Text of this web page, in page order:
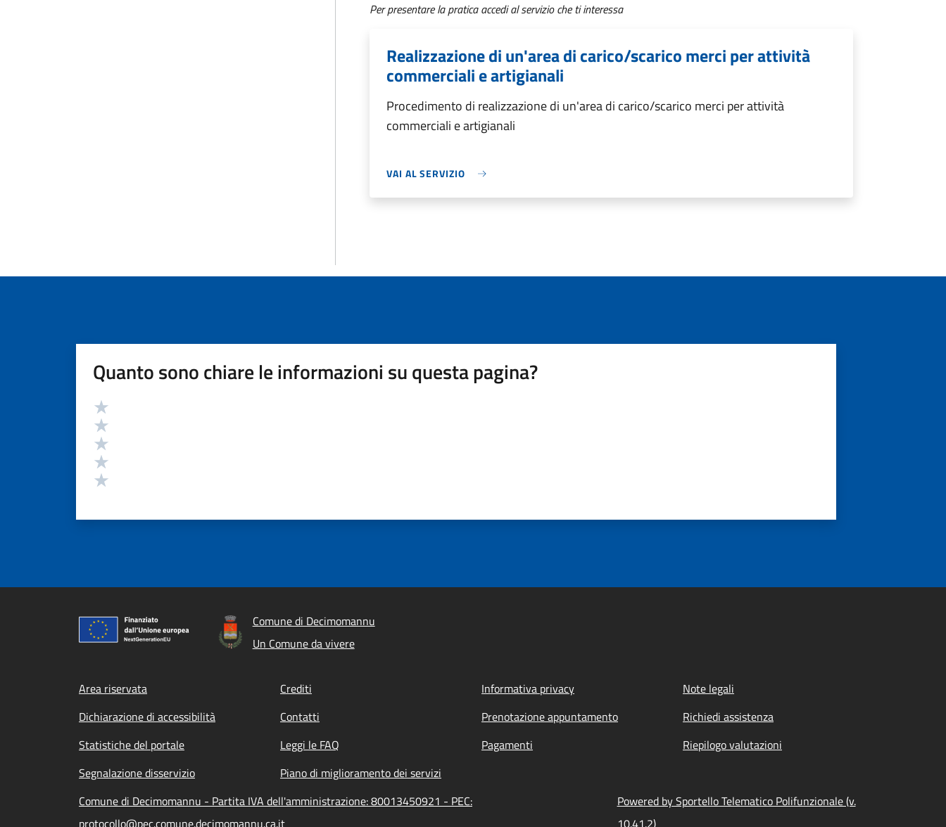
Per presentare la pratica accedi al servizio che ti interessa
Realizzazione di un'area di carico/scarico merci per attività
commerciali e artigianali
Procedimento di realizzazione di un'area di carico/scarico merci per attività
commerciali e artigianali
VAI AL SERVIZIO
Quanto sono chiare le informazioni su questa pagina?
Valutazione
Comune di Decimomannu
Un Comune da vivere
Footer menu
Area riservata Crediti Informativa privacy
Note legali
Dichiarazione di accessibilità
Contatti Prenotazione appuntamento
Richiedi assistenza
Statistiche del portale
Leggi le FAQ Pagamenti
Riepilogo valutazioni
Segnalazione disservizio
Piano di miglioramento dei servizi
Comune di Decimomannu - Partita IVA dell'amministrazione: 80013450921 - PEC:
protocollo@pec.comune.decimomannu.ca.it
Powered by Sportello Telematico Polifunzionale (v.
10.41.2)